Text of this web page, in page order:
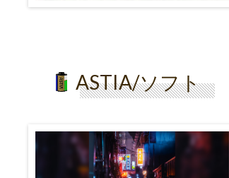
ASTIA/ソフト